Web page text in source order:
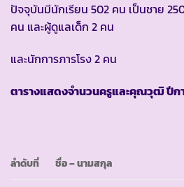
ปัจจุบันมีนักเรียน 502 คน เป็นชาย
คน และผู้ดูแลเด็ก 2 คน
และนักการภารโรง 2 คน
ตารางแสดงจำนวนครูและคุณวุฒิ ปีก
ลำดับที่ ชื่อ– นามสกุล